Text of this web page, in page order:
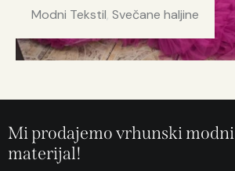
Modni Tekstil, Svečane haljine
Mi prodajemo vrhunski modni
materijal!